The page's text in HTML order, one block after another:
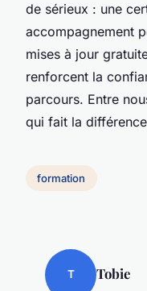
de sérieux : une
accompagnement
mises à jour
renforcent la
parcours. Entre
qui fait la
formation
T Tobie